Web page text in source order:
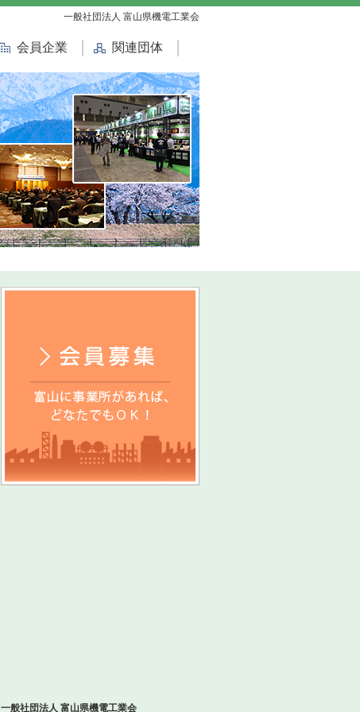
一般社団法人 富山県機電工業会
会員企業 関連団体
一般社団法人 富山県機電工業会